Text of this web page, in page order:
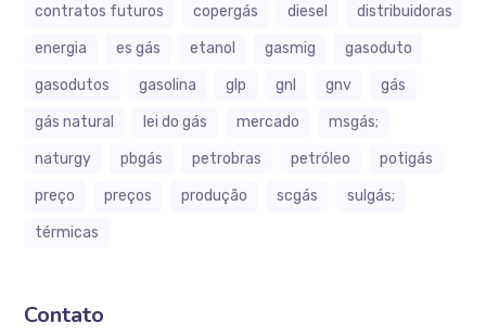
contratos futuros
copergás diesel
distribuidoras
energia
es gás etanol gasmig
gasoduto
gasodutos
gasolina glp gnl gnv
gás
gás natural
lei do gás mercado
msgás;
naturgy
pbgás petrobras petróleo
potigás
preço
preços produção scgás
sulgás;
térmicas
Contato